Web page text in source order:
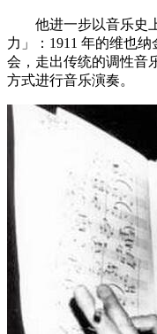
他进一步以音乐史上
力」：1911 年的维也
会，走出传统的调性音
方式进行音乐演奏。